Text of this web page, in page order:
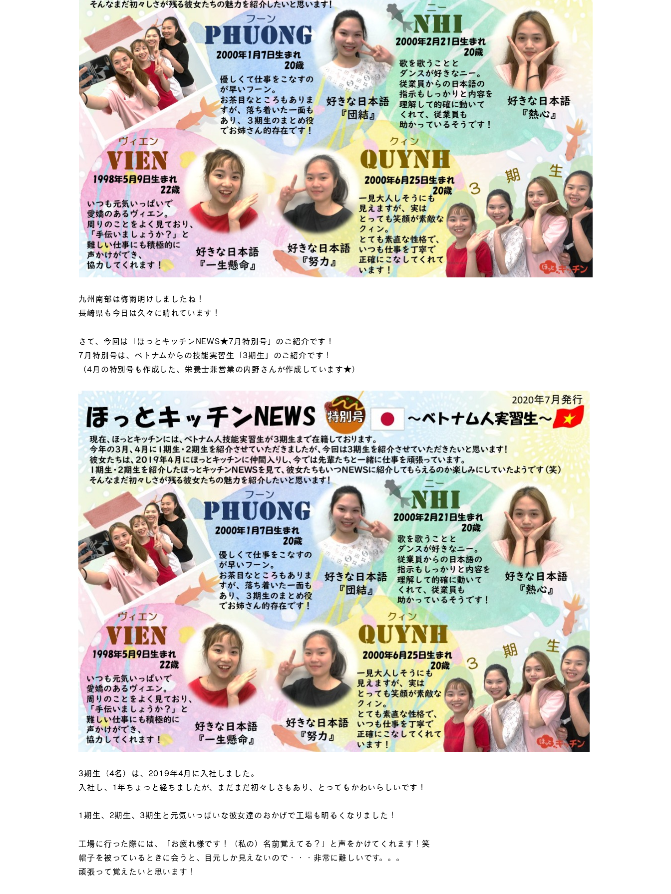
九州南部は梅雨明けしましたね！
長崎県も今日は久々に晴れています！
さて、今回は「ほっとキッチンNEWS★7月特別号」のご紹介です！
7月特別号は、ベトナムからの技能実習生「3期生」のご紹介です！
（4月の特別号も作成した、栄養士兼営業の内野さんが作成しています★）
3期生（4名）は、2019年4月に入社しました。
入社し、1年ちょっと経ちましたが、まだまだ初々しさもあり、とってもかわいらしいです！
1期生、2期生、3期生と元気いっぱいな彼女達のおかげで工場も明るくなりました！
工場に行った際には、「お疲れ様です！（私の）名前覚えてる？」と声をかけてくれます！笑
帽子を被っているときに会うと、目元しか見えないので・・・非常に難しいです。。。
頑張って覚えたいと思います！